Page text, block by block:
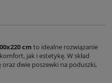
cm to idealne rozwiązanie
jak i estetykę. W skład
dwie poszewki na poduszki,